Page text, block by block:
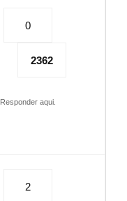
0
2362
Responder aqui.
2